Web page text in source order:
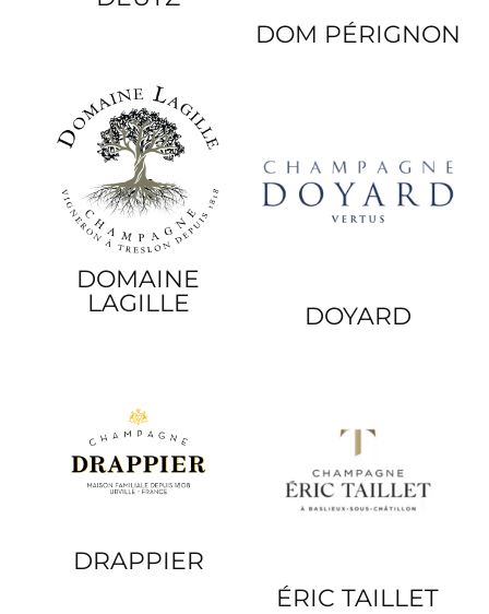
DOM PÉRIGNON
DOMAINE
LAGILLE
DOYARD
DRAPPIER
ÉRIC TAILLET